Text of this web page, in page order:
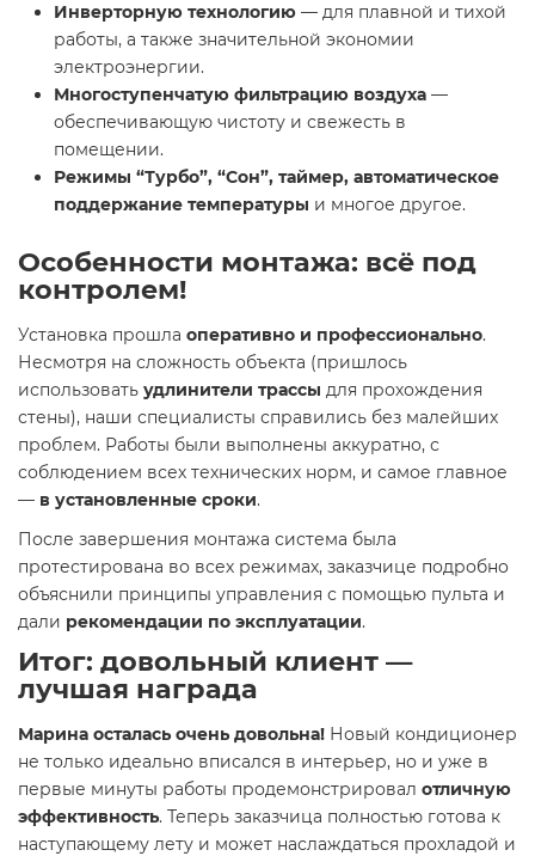
Инверторную технологию — для плавной и тихой
работы, а также значительной экономии
электроэнергии.
Многоступенчатую фильтрацию воздуха —
обеспечивающую чистоту и свежесть в
помещении.
Режимы “Турбо”, “Сон”, таймер, автоматическое
поддержание температуры и многое другое.
Особенности монтажа: всё под
контролем!
Установка прошла оперативно и профессионально.
Несмотря на сложность объекта (пришлось
использовать удлинители трассы для прохождения
стены), наши специалисты справились без малейших
проблем. Работы были выполнены аккуратно, с
соблюдением всех технических норм, и самое главное
— в установленные сроки.
После завершения монтажа система была
протестирована во всех режимах, заказчице подробно
объяснили принципы управления с помощью пульта и
дали рекомендации по эксплуатации.
Итог: довольный клиент —
лучшая награда
Марина осталась очень довольна! Новый кондиционер
не только идеально вписался в интерьер, но и уже в
первые минуты работы продемонстрировал отличную
эффективность. Теперь заказчица полностью готова к
наступающему лету и может наслаждаться прохладой и